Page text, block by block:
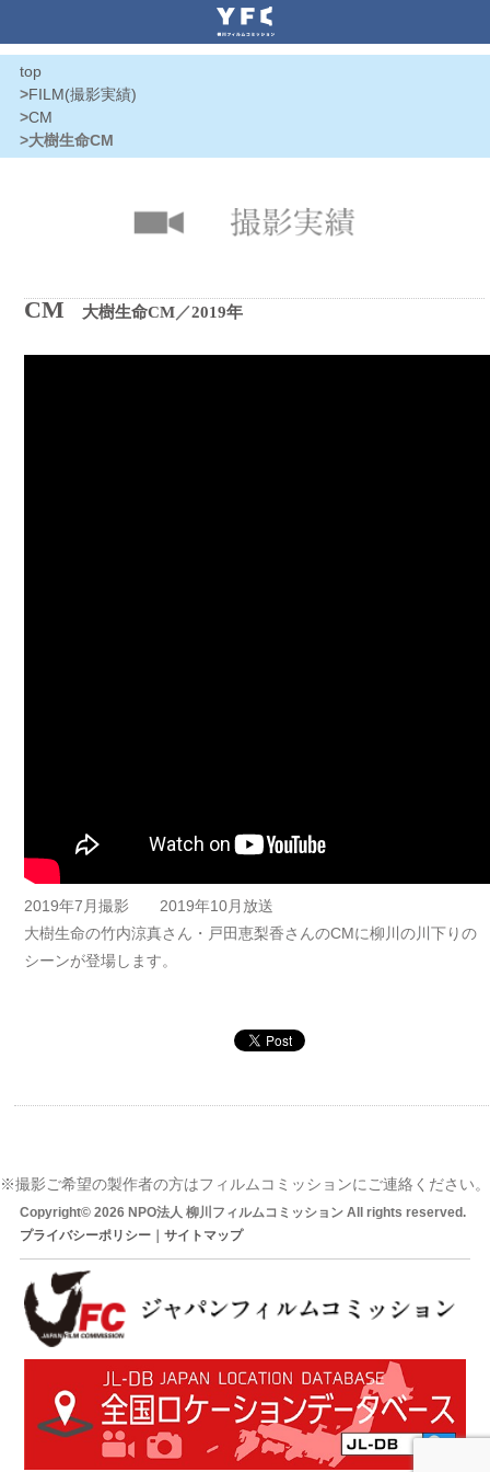
top
>FILM(撮影実績)
>CM
>大樹生命CM
CM 大樹生命CM／2019年
2019年7月撮影 2019年10月放送
大樹生命の竹内涼真さん・戸田恵梨香さんのCMに柳川の川下りの
シーンが登場します。
※撮影ご希望の製作者の方はフィルムコミッションにご連絡ください。
Copyright© 2026 NPO法人 柳川フィルムコミッション All rights reserved.
プライバシーポリシー｜ サイトマップ